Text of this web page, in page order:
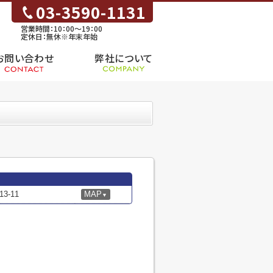
03-3590-1131
営業時間：10：00～19：00
定休日：無休※年末年始
問い合わせ 弊社について
11 MAP ▼